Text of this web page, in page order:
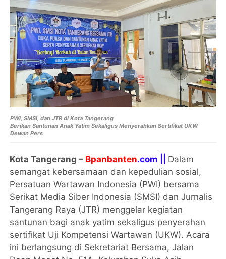
PWI, SMSI, dan JTR di Kota Tangerang
Berikan Santunan Anak Yatim Sekaligus Menyerahkan Sertifikat UKW
Dewan Pers
Kota Tangerang – Bpanbanten.com || Dalam
semangat kebersamaan dan kepedulian sosial,
Persatuan Wartawan Indonesia (PWI) bersama
Serikat Media Siber Indonesia (SMSI) dan Jurnalis
Tangerang Raya (JTR) menggelar kegiatan
santunan bagi anak yatim sekaligus penyerahan
sertifikat Uji Kompetensi Wartawan (UKW). Acara
ini berlangsung di Sekretariat Bersama, Jalan